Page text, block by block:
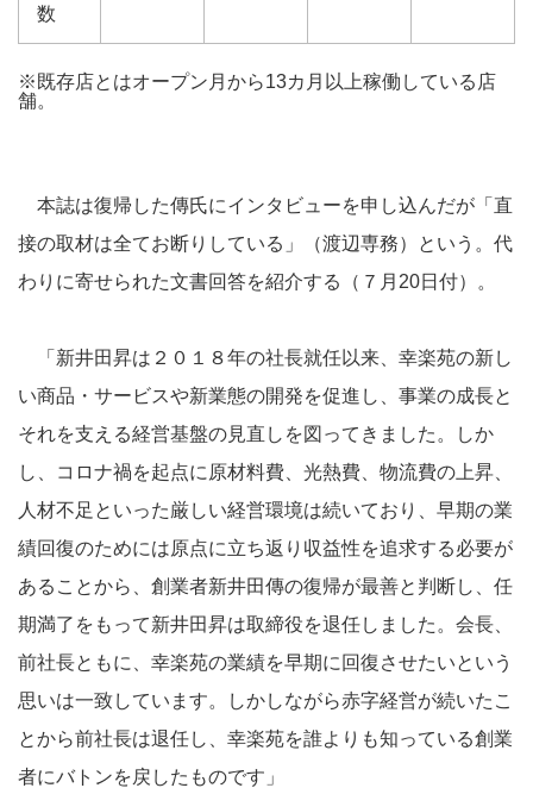
数
※既存店とはオープン月から13カ月以上稼働している店
舗。
本誌は復帰した傳氏にインタビューを申し込んだが「直
接の取材は全てお断りしている」（渡辺専務）という。代
わりに寄せられた文書回答を紹介する（７月20日付）。
「新井田昇は２０１８年の社長就任以来、幸楽苑の新し
い商品・サービスや新業態の開発を促進し、事業の成長と
それを支える経営基盤の見直しを図ってきました。しか
し、コロナ禍を起点に原材料費、光熱費、物流費の上昇、
人材不足といった厳しい経営環境は続いており、早期の業
績回復のためには原点に立ち返り収益性を追求する必要が
あることから、創業者新井田傳の復帰が最善と判断し、任
期満了をもって新井田昇は取締役を退任しました。会長、
前社長ともに、幸楽苑の業績を早期に回復させたいという
思いは一致しています。しかしながら赤字経営が続いたこ
とから前社長は退任し、幸楽苑を誰よりも知っている創業
者にバトンを戻したものです」